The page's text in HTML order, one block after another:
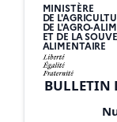
MINISTÈRE
DE
DE L'AGRO-
ET DE LA
ALIMENTAIRE
BULLETIN